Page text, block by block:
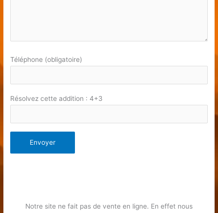
Téléphone (obligatoire)
Résolvez cette addition : 4+3
Notre site ne fait pas de vente en ligne. En effet nous